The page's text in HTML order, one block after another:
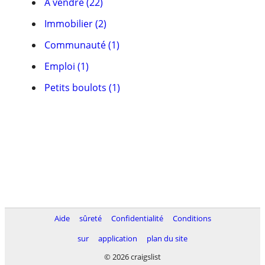
Immobilier (2)
Communauté (1)
Emploi (1)
Petits boulots (1)
Aide sûreté Confidentialité
Conditions
sur
application
plan du site
© 2026 craigslist